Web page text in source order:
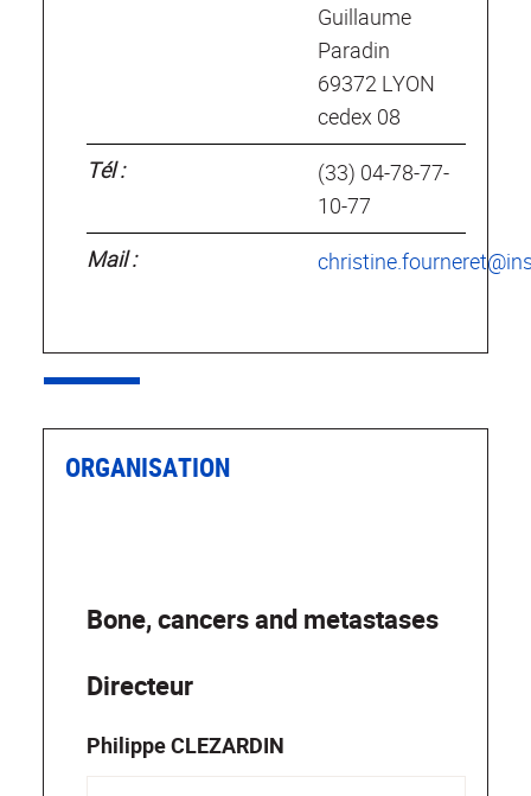
Guillaume
Paradin
69372 LYON
cedex 08
Tél :
(33) 04-78-77-
10-77
Mail :
ORGANISATION
Bone, cancers and metastases
Directeur
Philippe CLEZARDIN